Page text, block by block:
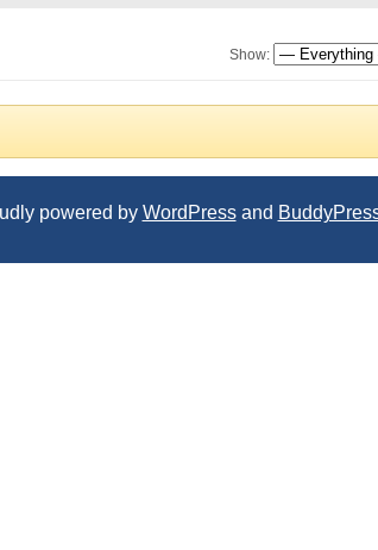
Show:
powered by WordPressand